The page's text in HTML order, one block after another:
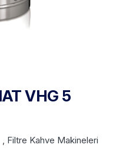
VHG 5
, Filtre Kahve Makineleri